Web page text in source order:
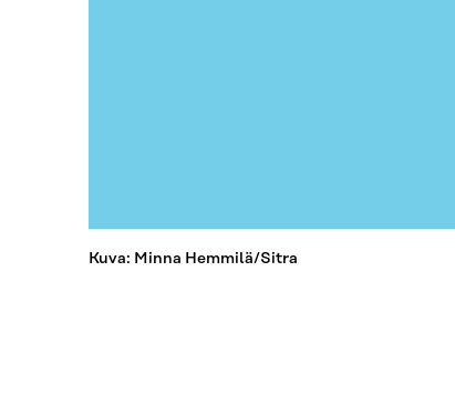
Kuva: Minna Hemmilä/Sitra